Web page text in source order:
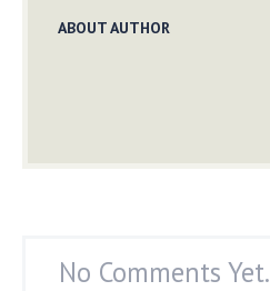
ABOUT AUTHOR
No Comments Yet.